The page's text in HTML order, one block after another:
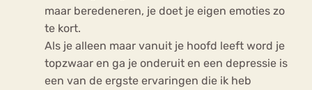
maar beredeneren, je doet je eigen emoties zo
te kort.
Als je alleen maar vanuit je hoofd leeft word je
topzwaar en ga je onderuit en een depressie is
een van de ergste ervaringen die ik heb